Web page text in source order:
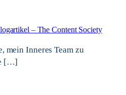
– The Content Society
mein Inneres Team zu
[…]